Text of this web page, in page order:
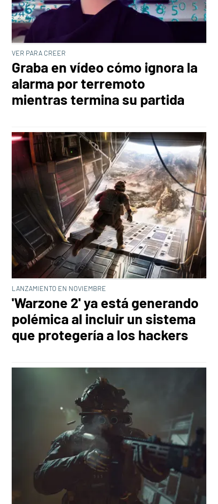
VER PARA CREER
Graba en vídeo cómo ignora la
alarma por terremoto
mientras termina su partida
LANZAMIENTO EN NOVIEMBRE
'Warzone 2' ya está generando
polémica al incluir un sistema
que protegería a los hackers